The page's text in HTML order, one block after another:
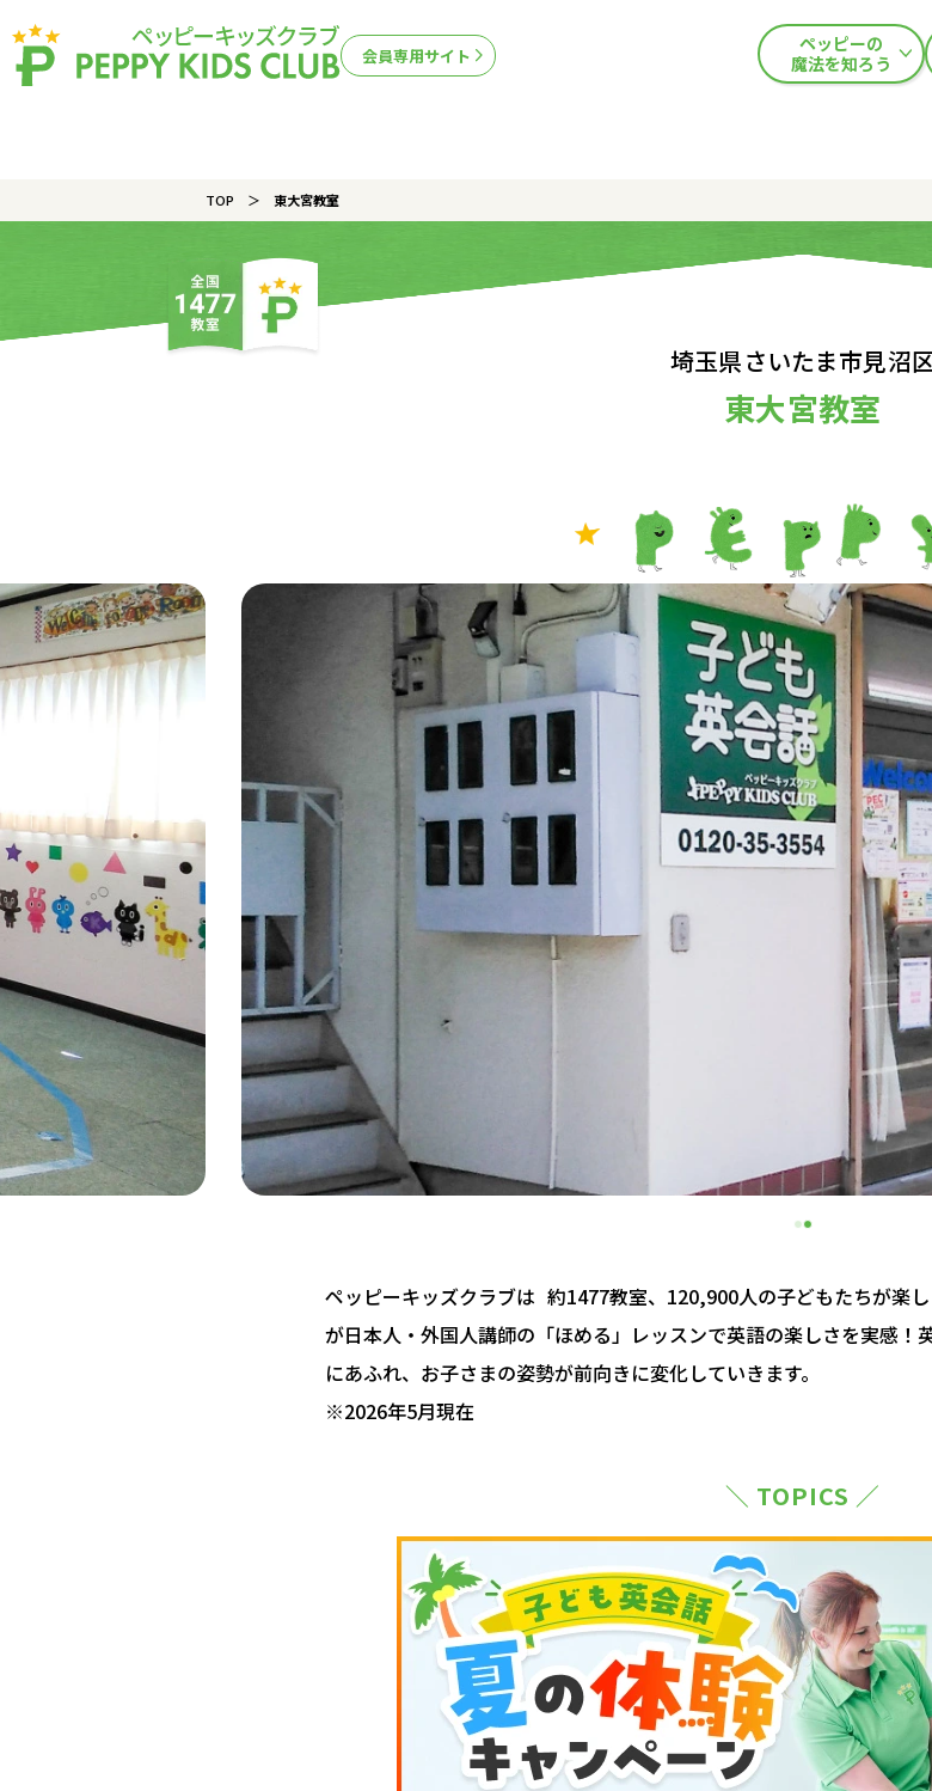
会員専用サイト
ペッピーの
魔法を知ろう
TOP 東大宮教室
埼玉県さいたま市見沼
東大宮教室
ペッピーキッズクラブは 約1477教室、120,900人の子どもたちが楽
が日本人・外国人講師の「ほめる」レッスンで英語の楽しさを実感！
にあふれ、お子さまの姿勢が前向きに変化していきます。
※2026年5月現在
＼ TOPICS ／